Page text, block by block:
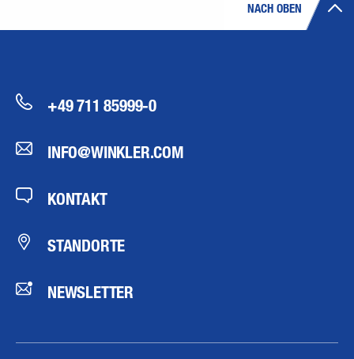
NACH OBEN
+49 711 85999-0
INFO@WINKLER.COM
KONTAKT
STANDORTE
NEWSLETTER